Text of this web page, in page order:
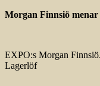
Morgan Finnsiö menar
EXPO:s Morgan
Lagerlöf